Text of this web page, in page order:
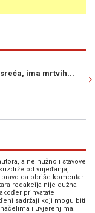
PRIZORI S LICA
a ne nužno i stavove
od vrijeđanja,
pravo da obriše komentar
redakcija nije dužna
prihvatate
sadržaji koji mogu biti
i uvjerenjima.